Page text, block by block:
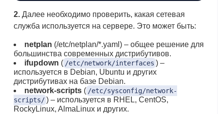
2. Далее необходимо проверить, какая сетевая
служба используется на сервере. Это может быть:
netplan (/etc/netplan/*.yaml) – общее решение для
большинства современных дистрибутивов.
ifupdown ( /etc/network/interfaces ) –
используется в Debian, Ubuntu и других
дистрибутивах на базе Debian.
network-scripts ( /etc/sysconfig/network-
scripts/) – используется в RHEL, CentOS,
RockyLinux, AlmaLinux и других.